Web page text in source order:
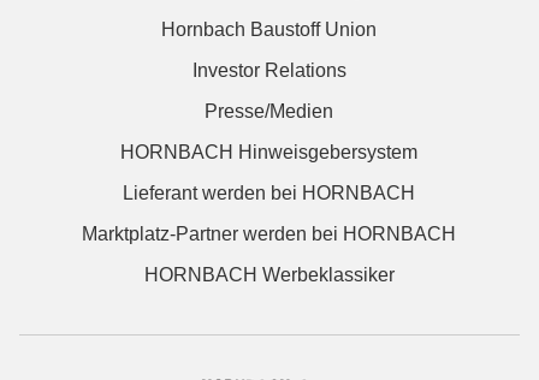
Hornbach Baustoff Union
Investor Relations
Presse/Medien
HORNBACH Hinweisgebersystem
Lieferant werden bei HORNBACH
Marktplatz-Partner werden bei HORNBACH
HORNBACH Werbeklassiker